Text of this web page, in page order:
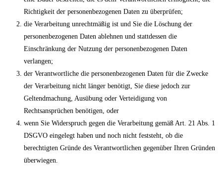
Richtigkeit der personenbezogenen Daten zu überprüfen;
die Verarbeitung unrechtmäßig ist und Sie die Löschung der
personenbezogenen Daten ablehnen und stattdessen die
Einschränkung der Nutzung der personenbezogenen Daten
verlangen;
der Verantwortliche die personenbezogenen Daten für die Zwecke
der Verarbeitung nicht länger benötigt, Sie diese jedoch zur
Geltendmachung, Ausübung oder Verteidigung von
Rechtsansprüchen benötigen, oder
wenn Sie Widerspruch gegen die Verarbeitung gemäß Art. 21 Abs. 1
DSGVO eingelegt haben und noch nicht feststeht, ob die
berechtigten Gründe des Verantwortlichen gegenüber Ihren Gründen
überwiegen.